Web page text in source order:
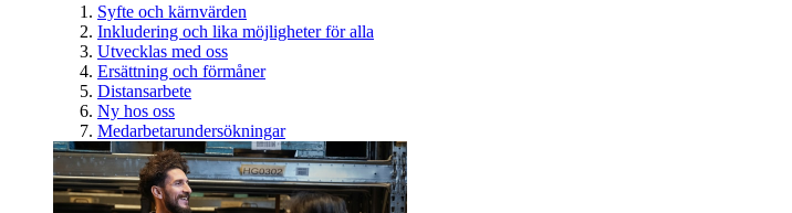
Syfte och kärnvärden
Inkludering och lika möjligheter för alla
Utvecklas med oss
Ersättning och förmåner
Distansarbete
Ny hos oss
Medarbetarundersökningar